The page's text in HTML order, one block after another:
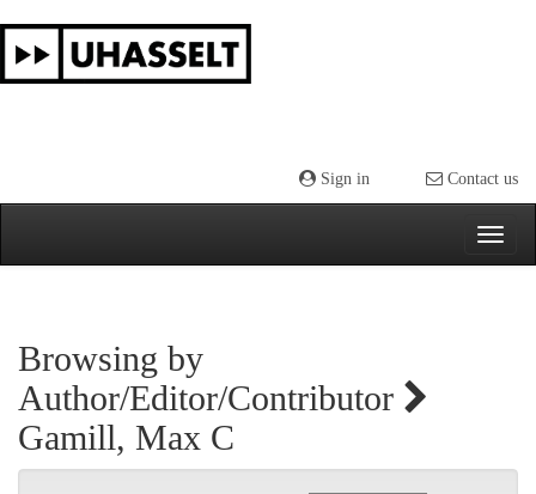
navigation
Sign in Contact us
Browsing by
Author/Editor/Contributor
Gamill, Max C